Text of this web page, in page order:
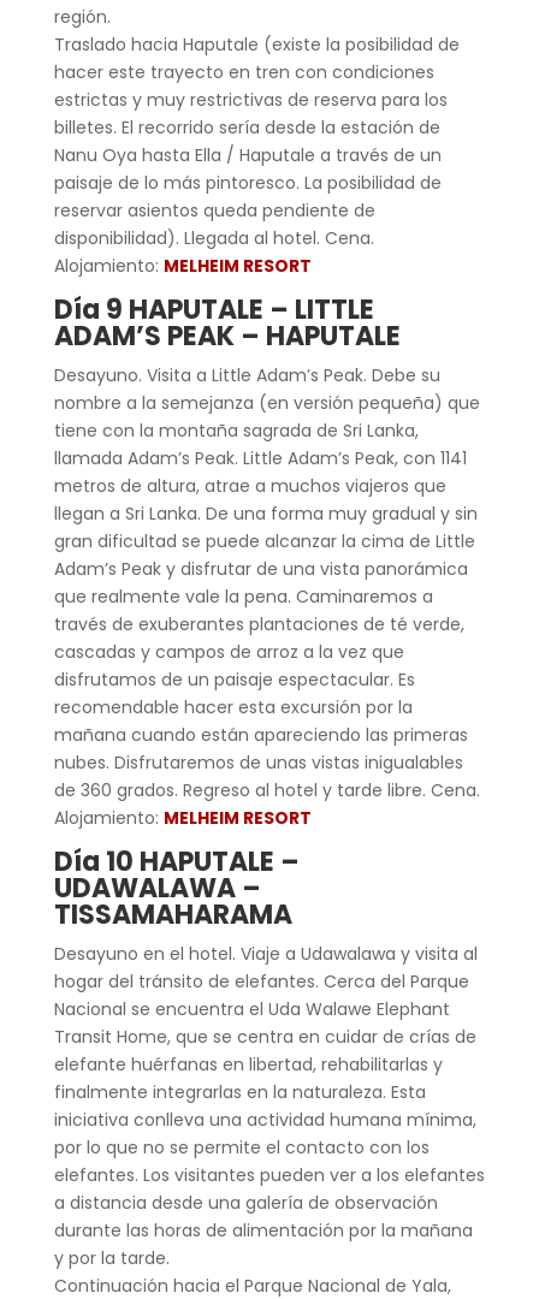
región.
Traslado hacia Haputale (existe la posibilidad de
hacer este trayecto en tren con condiciones
estrictas y muy restrictivas de reserva para los
billetes. El recorrido sería desde la estación de
Nanu Oya hasta Ella / Haputale a través de un
paisaje de lo más pintoresco. La posibilidad de
reservar asientos queda pendiente de
disponibilidad). Llegada al hotel. Cena.
Alojamiento: MELHEIM RESORT
Día 9 HAPUTALE – LITTLE
ADAM’S PEAK – HAPUTALE
Desayuno. Visita a Little Adam’s Peak. Debe su
nombre a la semejanza (en versión pequeña) que
tiene con la montaña sagrada de Sri Lanka,
llamada Adam’s Peak. Little Adam’s Peak, con 1141
metros de altura, atrae a muchos viajeros que
llegan a Sri Lanka. De una forma muy gradual y sin
gran dificultad se puede alcanzar la cima de Little
Adam’s Peak y disfrutar de una vista panorámica
que realmente vale la pena. Caminaremos a
través de exuberantes plantaciones de té verde,
cascadas y campos de arroz a la vez que
disfrutamos de un paisaje espectacular. Es
recomendable hacer esta excursión por la
mañana cuando están apareciendo las primeras
nubes. Disfrutaremos de unas vistas inigualables
de 360 grados. Regreso al hotel y tarde libre. Cena.
Alojamiento: MELHEIM RESORT
Día 10 HAPUTALE –
UDAWALAWA –
TISSAMAHARAMA
Desayuno en el hotel. Viaje a Udawalawa y visita al
hogar del tránsito de elefantes. Cerca del Parque
Nacional se encuentra el Uda Walawe Elephant
Transit Home, que se centra en cuidar de crías de
elefante huérfanas en libertad, rehabilitarlas y
finalmente integrarlas en la naturaleza. Esta
iniciativa conlleva una actividad humana mínima,
por lo que no se permite el contacto con los
elefantes. Los visitantes pueden ver a los elefantes
a distancia desde una galería de observación
durante las horas de alimentación por la mañana
y por la tarde.
Continuación hacia el Parque Nacional de Yala,